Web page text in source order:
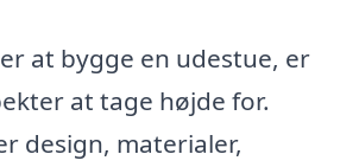
at bygge en udestue, er
at tage højde for.
design, materialer,